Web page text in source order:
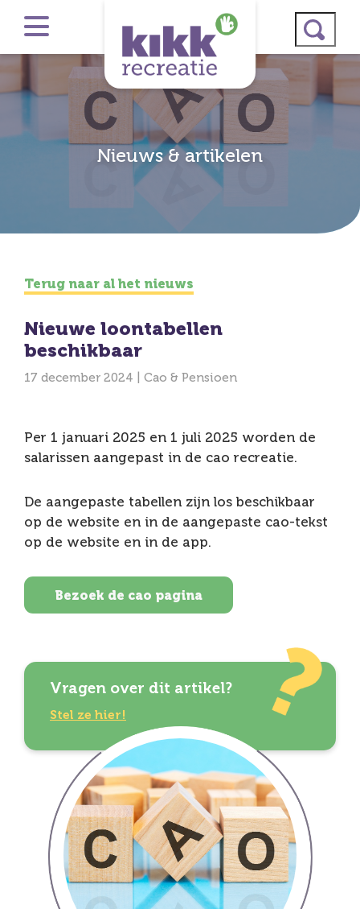
Nieuws & artikelen
Terug naar al het nieuws
Nieuwe loontabellen
beschikbaar
17 december 2024 | Cao & Pensioen
Per 1 januari 2025 en 1 juli 2025 worden de
salarissen aangepast in de cao recreatie.
De aangepaste tabellen zijn los beschikbaar
op de website en in de aangepaste cao-tekst
op de website en in de app.
Bezoek de cao pagina
Vragen over dit artikel?
Stel ze hier!